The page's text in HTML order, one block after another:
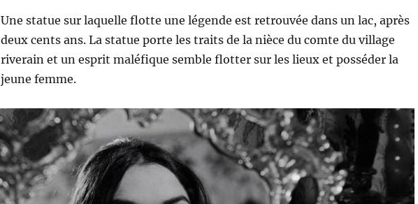
Une statue sur laquelle flotte une légende est retrouvée dans un lac, après
deux cents ans. La statue porte les traits de la nièce du comte du village
riverain et un esprit maléfique semble flotter sur les lieux et posséder la
jeune femme.